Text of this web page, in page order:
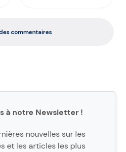
commentaires
à notre Newsletter !
nouvelles sur les
et les articles les plus